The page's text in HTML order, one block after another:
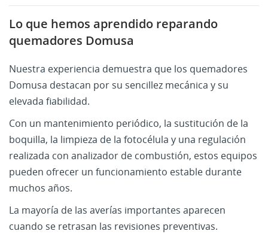
Lo que hemos aprendido reparando
quemadores Domusa
Nuestra experiencia demuestra que los quemadores
Domusa destacan por su sencillez mecánica y su
elevada fiabilidad.
Con un mantenimiento periódico, la sustitución de la
boquilla, la limpieza de la fotocélula y una regulación
realizada con analizador de combustión, estos equipos
pueden ofrecer un funcionamiento estable durante
muchos años.
La mayoría de las averías importantes aparecen
cuando se retrasan las revisiones preventivas.